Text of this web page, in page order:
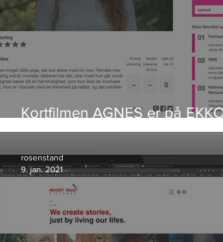
Kortfilmen AGNES er på EKKO
Shortlist
rosenstand
9. jan. 2021